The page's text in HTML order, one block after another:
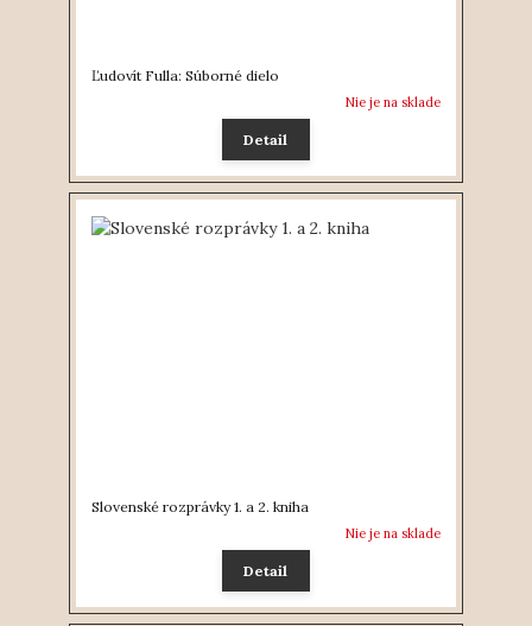
Ľudovít Fulla: Súborné dielo
Nie je na sklade
Detail
Slovenské rozprávky 1. a 2. kniha
Nie je na sklade
Detail